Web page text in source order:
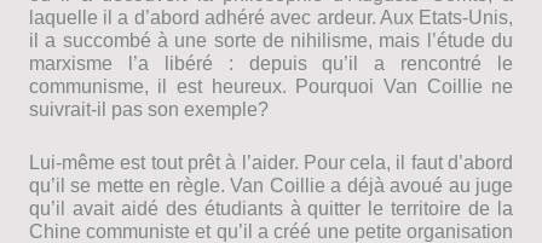
laquelle il a d’abord adhéré avec ardeur. Aux Etats-Unis,
il a succombé à une sorte de nihilisme, mais l’étude du
marxisme l’a libéré : depuis qu’il a rencontré le
communisme, il est heureux. Pourquoi Van Coillie ne
suivrait-il pas son exemple?
Lui-même est tout prêt à l’aider. Pour cela, il faut d’abord
qu’il se mette en règle. Van Coillie a déjà avoué au juge
qu’il avait aidé des étudiants à quitter le territoire de la
Chine communiste et qu’il a créé une petite organisation